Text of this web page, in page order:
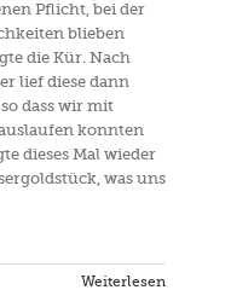
Pflicht, bei der
blieben
die Kür. Nach
lief diese dann
dass wir mit
konnten
dieses Mal wieder
was uns
Weiterlesen